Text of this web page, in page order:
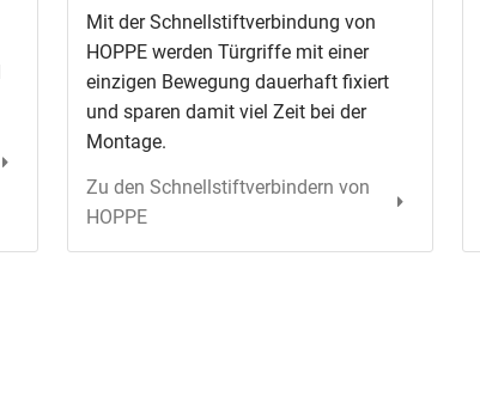
Mit der Schnellstiftverbindung von
HOPPE werden Türgriffe mit einer
einzigen Bewegung dauerhaft fixiert
und sparen damit viel Zeit bei der
Montage.
Zu den Schnellstiftverbindern von
HOPPE